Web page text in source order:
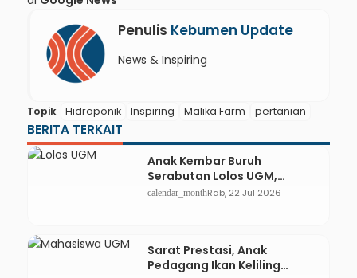
Penulis Kebumen Update
News & Inspiring
Topik Hidroponik Inspiring Malika Farm pertanian
BERITA TERKAIT
Anak Kembar Buruh
Serabutan Lolos UGM,
Subsidi UKT 100 Persen
calendar_monthRab, 22 Jul 2026
Sarat Prestasi, Anak
Pedagang Ikan Keliling